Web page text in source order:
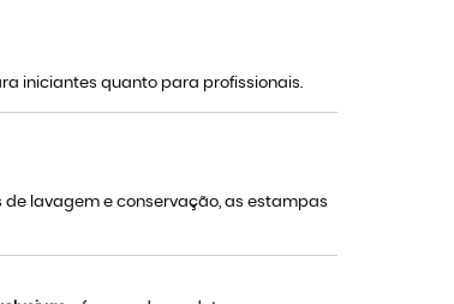
iniciantes quanto para profissionais.
de lavagem e conservação, as estampas